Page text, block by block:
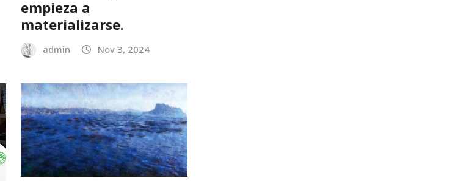
empieza a
materializarse.
admin Nov 3, 2024